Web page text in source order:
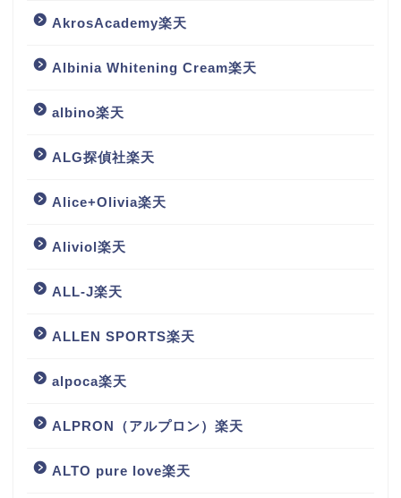
AkrosAcademy楽天
Albinia Whitening Cream楽天
albino楽天
ALG探偵社楽天
Alice+Olivia楽天
Aliviol楽天
ALL-J楽天
ALLEN SPORTS楽天
alpoca楽天
ALPRON（アルプロン）楽天
ALTO pure love楽天